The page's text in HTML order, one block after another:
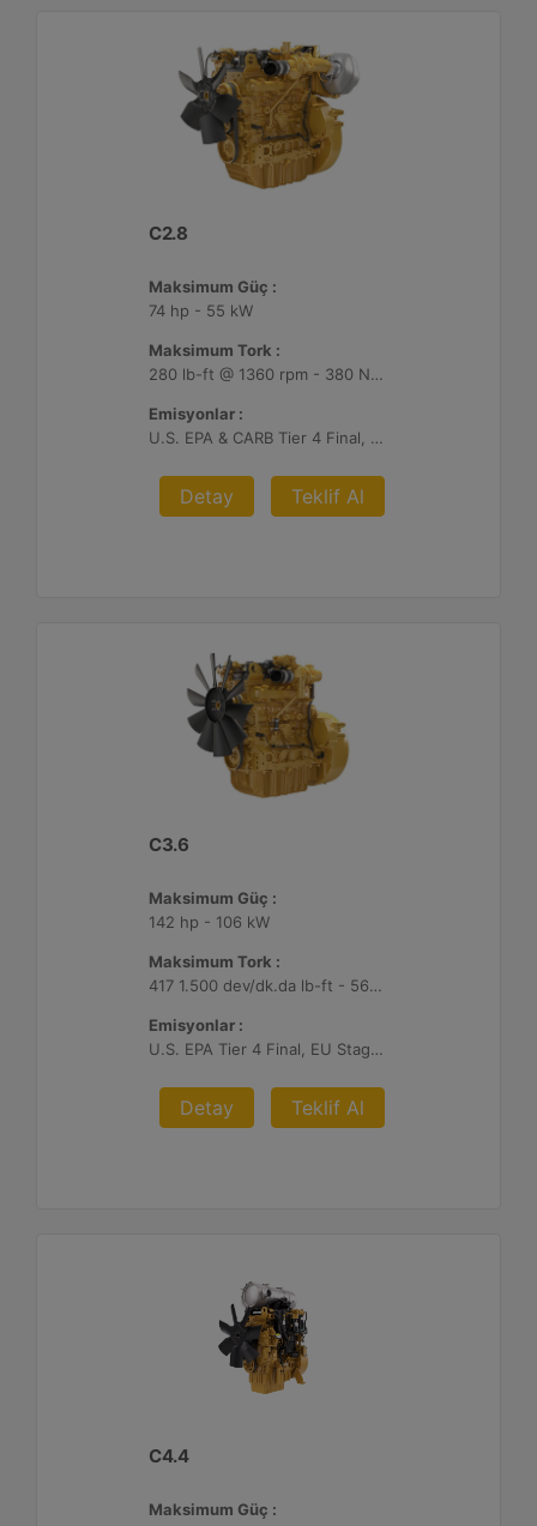
C2.8
Maksimum Güç :
74 hp - 55 kW
Maksimum Tork :
280 lb-ft @ 1360 rpm - 380 Nm @ 1360 rpm
Emisyonlar :
U.S. EPA & CARB Tier 4 Final, EU Stage V
Detay Teklif Al
C3.6
Maksimum Güç :
142 hp - 106 kW
Maksimum Tork :
417 1.500 dev/dk.da lb-ft - 566 1.500 dev/dk.da Nm
Emisyonlar :
U.S. EPA Tier 4 Final, EU Stage V, Japan 2014
Detay Teklif Al
C4.4
Maksimum Güç :